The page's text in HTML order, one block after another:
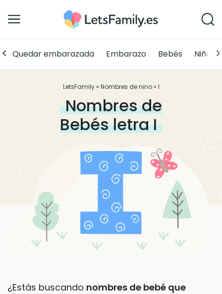
Quedar embarazada Embarazo Bebés Niños
LetsFamily» Nombres de nino» I
Nombres de
Bebés letraI
¿Estás buscando nombres de bebé que